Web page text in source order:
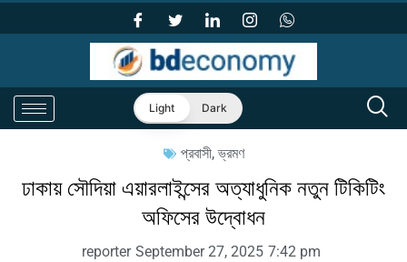
Light Dark
প্রবাসী,ভ্রমণ
ঢাকায় সৌদিয়া এয়ারলাইন্সের অত্যাধুনিক নতুন টিকিটিং
অফিসের উদ্বোধন
reporter September 27, 2025 7:42 pm